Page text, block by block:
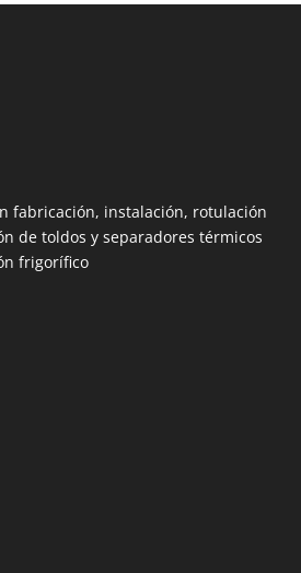
fabricación, instalación, rotulación
de toldos y separadores térmicos
frigorífico